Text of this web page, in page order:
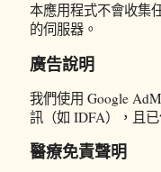
本應用程式不會收集
的伺服器。
廣告說明
我們使用 Google
訊（如 IDFA），且
醫療免責聲明